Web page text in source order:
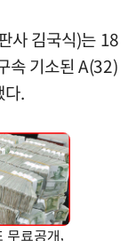
사 김국식)는 18
속 기소된 A(32)
다.